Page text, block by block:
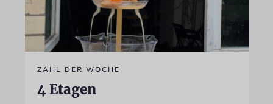
ZAHL DER WOCHE
4 Etagen